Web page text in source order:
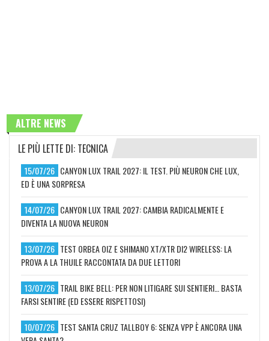
ALTRE NEWS
LE PIÙ LETTE DI: TECNICA
15/07/26 CANYON LUX TRAIL 2027: IL TEST. PIÙ NEURON CHE LUX,
ED È UNA SORPRESA
14/07/26 CANYON LUX TRAIL 2027: CAMBIA RADICALMENTE E
DIVENTA LA NUOVA NEURON
13/07/26 TEST ORBEA OIZ E SHIMANO XT/XTR DI2 WIRELESS: LA
PROVA A LA THUILE RACCONTATA DA DUE LETTORI
13/07/26 TRAIL BIKE BELL: PER NON LITIGARE SUI SENTIERI… BASTA
FARSI SENTIRE (ED ESSERE RISPETTOSI)
10/07/26 TEST SANTA CRUZ TALLBOY 6: SENZA VPP È ANCORA UNA